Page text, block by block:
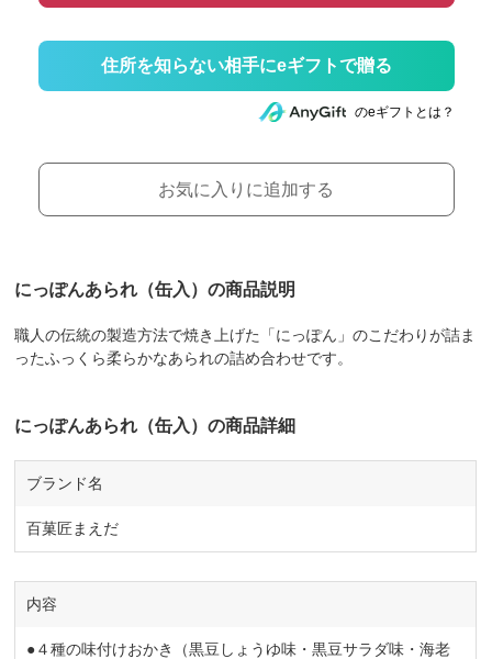
住所を知らない相手にeギフトで贈る
のeギフトとは？
お気に入りに追加する
にっぽんあられ（缶入）の商品説明
職人の伝統の製造方法で焼き上げた「にっぽん」のこだわりが詰ま
ったふっくら柔らかなあられの詰め合わせです。
にっぽんあられ（缶入）の商品詳細
ブランド名
百菓匠まえだ
内容
●４種の味付けおかき（黒豆しょうゆ味・黒豆サラダ味・海老